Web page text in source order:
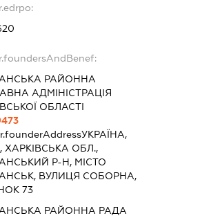
РАЙОННА
АДМІНІСТРАЦІЯ
ОБЛАСТІ
УКРАЇНА,
ХАРКІВСЬКА ОБЛ.,
Р-Н, МІСТО
ВУЛИЦЯ СОБОРНА,
73
РАЙОННА РАДА